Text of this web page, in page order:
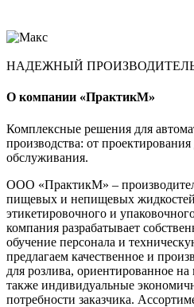
НАДЕЖНЫЙ
О компании «ПрактикМ»
Комплексные решения для
производства: от
обслуживания.
ООО «ПрактикМ» –
пищевых и непищевых
этикетировочного и
компания разрабатывает
обучение персонала и
предлагаем качественное и
для розлива, ориентированное
также индивидуальные
потребности заказчика.